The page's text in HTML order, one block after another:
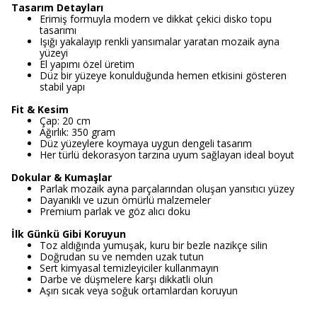
Tasarım Detayları
Erimiş formuyla modern ve dikkat çekici disko topu
tasarımı
Işığı yakalayıp renkli yansımalar yaratan mozaik ayna
yüzeyi
El yapımı özel üretim
Düz bir yüzeye konulduğunda hemen etkisini gösteren
stabil yapı
Fit & Kesim
Çap: 20 cm
Ağırlık: 350 gram
Düz yüzeylere koymaya uygun dengeli tasarım
Her türlü dekorasyon tarzına uyum sağlayan ideal boyut
Dokular & Kumaşlar
Parlak mozaik ayna parçalarından oluşan yansıtıcı yüzey
Dayanıklı ve uzun ömürlü malzemeler
Premium parlak ve göz alıcı doku
İlk Günkü Gibi Koruyun
Toz aldığında yumuşak, kuru bir bezle nazikçe silin
Doğrudan su ve nemden uzak tutun
Sert kimyasal temizleyiciler kullanmayın
Darbe ve düşmelere karşı dikkatli olun
Aşırı sıcak veya soğuk ortamlardan koruyun